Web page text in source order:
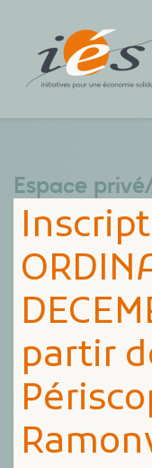
partir
Espace privé